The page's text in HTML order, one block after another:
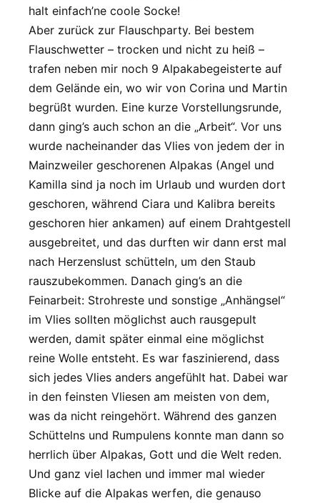
halt einfach’ne coole Socke!
Aber zurück zur Flauschparty. Bei bestem
Flauschwetter – trocken und nicht zu heiß –
trafen neben mir noch 9 Alpakabegeisterte auf
dem Gelände ein, wo wir von Corina und Martin
begrüßt wurden. Eine kurze Vorstellungsrunde,
dann ging’s auch schon an die „Arbeit“. Vor uns
wurde nacheinander das Vlies von jedem der in
Mainzweiler geschorenen Alpakas (Angel und
Kamilla sind ja noch im Urlaub und wurden dort
geschoren, während Ciara und Kalibra bereits
geschoren hier ankamen) auf einem Drahtgestell
ausgebreitet, und das durften wir dann erst mal
nach Herzenslust schütteln, um den Staub
rauszubekommen. Danach ging’s an die
Feinarbeit: Strohreste und sonstige „Anhängsel“
im Vlies sollten möglichst auch rausgepult
werden, damit später einmal eine möglichst
reine Wolle entsteht. Es war faszinierend, dass
sich jedes Vlies anders angefühlt hat. Dabei war
in den feinsten Vliesen am meisten von dem,
was da nicht reingehört. Während des ganzen
Schüttelns und Rumpulens konnte man dann so
herrlich über Alpakas, Gott und die Welt reden.
Und ganz viel lachen und immer mal wieder
Blicke auf die Alpakas werfen, die genauso